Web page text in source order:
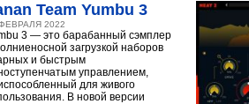
Team Yumbu 3
2022
3 — это барабанный сэмплер
загрузкой наборов
и быстрым
управлением,
для живого
В новой версии